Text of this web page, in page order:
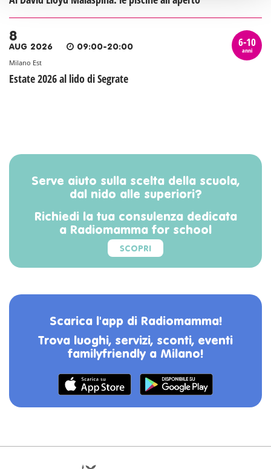
8
AUG 2026 09:00-20:00
Milano Est
Estate 2026 al lido di Segrate
6-10
anni
Serve aiuto sulla scelta della scuola,
dal nido alle superiori?
Richiedi la tua consulenza dedicata
a Radiomamma for school
SCOPRI
Scarica l'app di Radiomamma!
Trova luoghi, servizi, sconti, eventi
familyfriendly a Milano!